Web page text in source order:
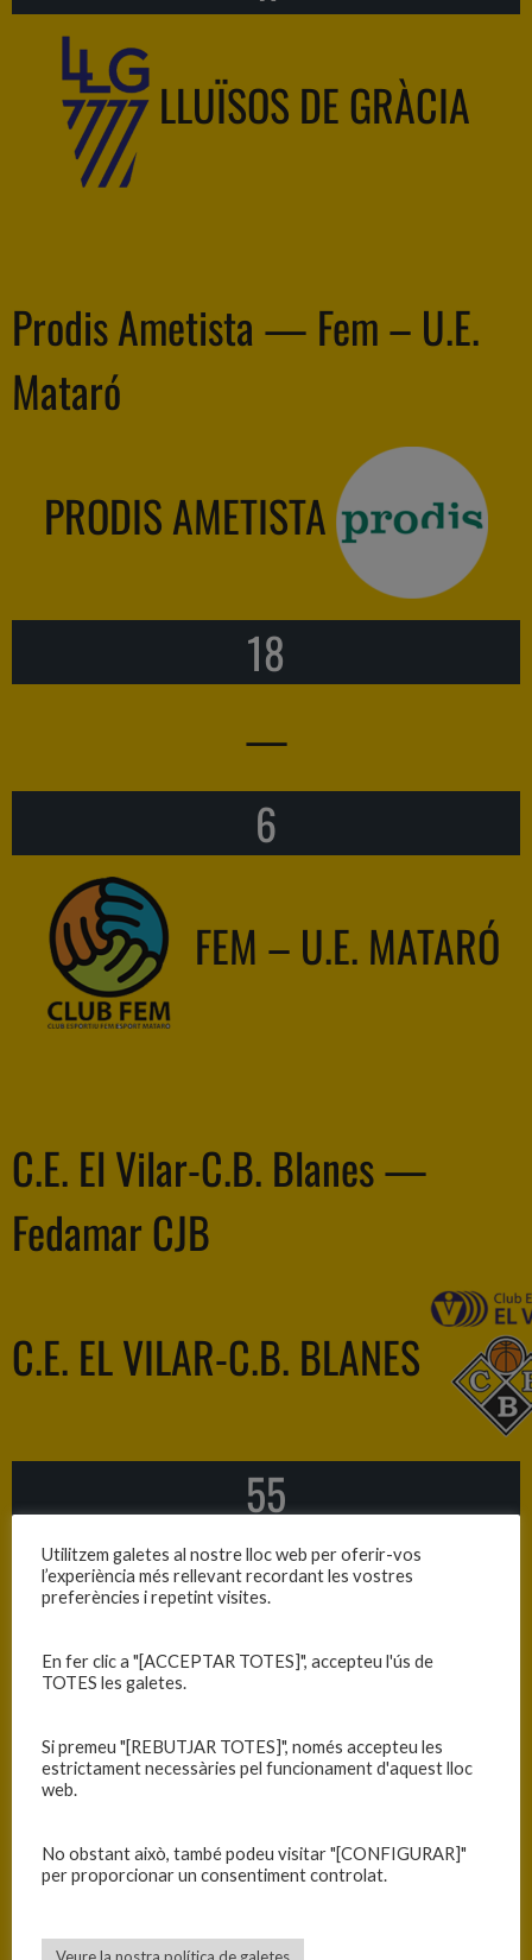
LLUÏSOS DE GRÀCIA
Prodis Ametista — Fem – U.E.
Mataró
PRODIS AMETISTA
18
—
6
FEM – U.E. MATARÓ
C.E. El Vilar-C.B. Blanes —
Fedamar CJB
C.E. EL VILAR-C.B. BLANES
55
—
15
FEDAMAR CJB
Utilitzem galetes al nostre lloc web per oferir-vos
l’experiència més rellevant recordant les vostres
preferències i repetint visites.
En fer clic a "[ACCEPTAR TOTES]", accepteu l'ús de
TOTES les galetes.
Si premeu "[REBUTJAR TOTES]", només accepteu les
estrictament necessàries pel funcionament d'aquest lloc
web.
No obstant això, també podeu visitar "[CONFIGURAR]"
per proporcionar un consentiment controlat.